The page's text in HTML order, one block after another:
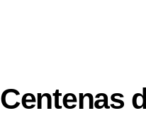
Centenas